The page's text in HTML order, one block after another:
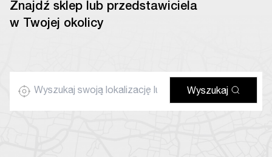
Znajdź sklep lub przedstawiciela
w Twojej okolicy
Wyszukaj